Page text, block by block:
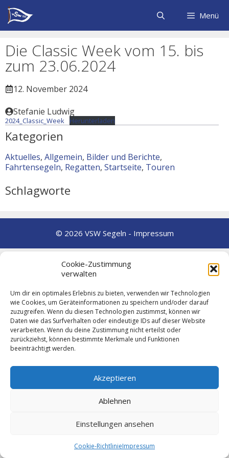
Cookie-Zustimmung
verwalten
Um dir ein optimales Erlebnis zu bieten, verwenden wir Technologien
wie Cookies, um Geräteinformationen zu speichern und/oder darauf
zuzugreifen. Wenn du diesen Technologien zustimmst, können wir
Daten wie das Surfverhalten oder eindeutige IDs auf dieser Website
verarbeiten. Wenn du deine Zustimmung nicht erteilst oder
zurückziehst, können bestimmte Merkmale und Funktionen
beeinträchtigt werden.
Akzeptieren
Ablehnen
Einstellungen ansehen
Cookie-RichtlinieImpressum
Zum
Inhalt
springen
Menü
Die Classic Week vom 15. bis
zum 23.06.2024
12. November 2024
Stefanie Ludwig
2024_Classic_Week Herunterladen
Kategorien
Aktuelles, Allgemein, Bilder und Berichte,
Fahrtensegeln, Regatten, Startseite, Touren
Schlagworte
© 2026 VSW Segeln - Impressum